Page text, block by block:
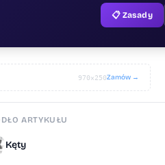
📋 Zasady
970×250Zamów →
ARTYKUŁU
Kęty